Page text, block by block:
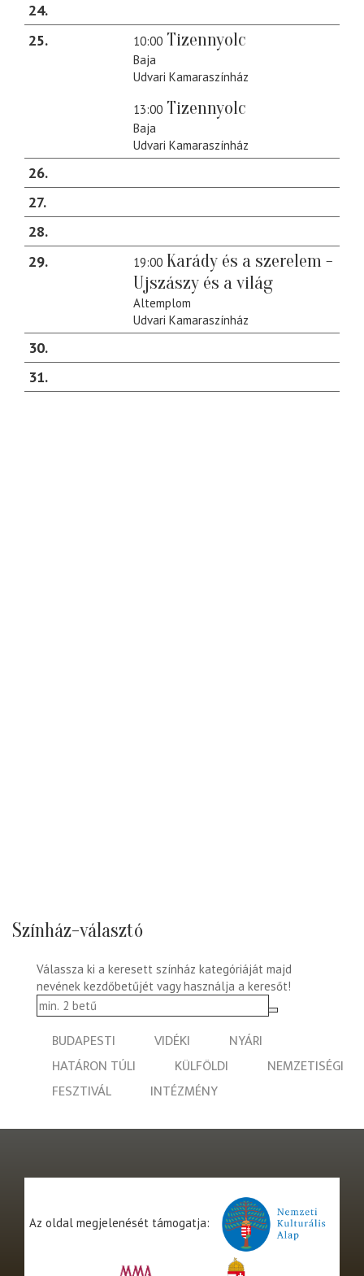
24
25
10:00 Tizennyolc
Baja
Udvari Kamaraszínház
13:00 Tizennyolc
Baja
Udvari Kamaraszínház
26
27
28
29
19:00 Karády és a szerelem -
Ujszászy és a világ
Altemplom
Udvari Kamaraszínház
30
31
Színház-választó
Válassza ki a keresett színház kategóriáját majd
nevének kezdőbetűjét vagy használja a keresőt!
BUDAPESTI VIDÉKI
NYÁRI
HATÁRON TÚLI
KÜLFÖLDI
NEMZETISÉGI
FESZTIVÁL
INTÉZMÉNY
Az oldal megjelenését támogatja: